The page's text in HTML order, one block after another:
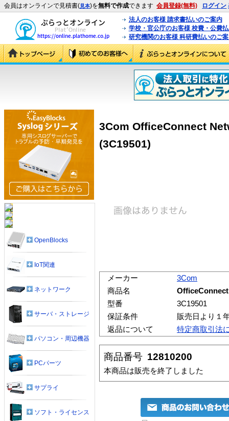
会員はオンラインで見積書(見本)を無料で作成できます 会員登録(無料) ログイン
法人のお客様 請求書払いのご案内
学校・官公庁のお客様 校費・公費
研究機関のお客様 科研費払いのご
3Com OfficeConnect
(3C19501)
メーカー
3Com
商品名
型番
3C19501
保証条件
販売日より１
返品について
特定商取引法
商品番号 12810200
本商品は販売を終了しました
OpenBlocks
IoT関連
ネットワーク
サーバ・ストレージ
パソコン・周辺機器
PCパーツ
サプライ
ソフト・ライセンス